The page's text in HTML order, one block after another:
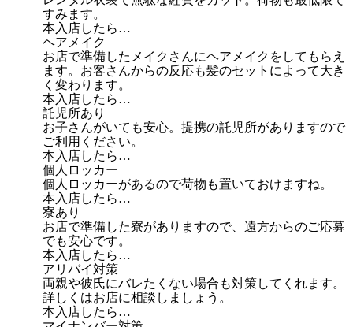
すみます。
本入店したら…
ヘアメイク
お店で準備したメイクさんにヘアメイクをしてもらえ
ます。お客さんからの反応も髪のセットによって大き
く変わります。
本入店したら…
託児所あり
お子さんがいても安心。提携の託児所がありますので
ご利用ください。
本入店したら…
個人ロッカー
個人ロッカーがあるので荷物も置いておけますね。
本入店したら…
寮あり
お店で準備した寮がありますので、遠方からのご応募
でも安心です。
本入店したら…
アリバイ対策
両親や彼氏にバレたくない場合も対策してくれます。
詳しくはお店に相談しましょう。
本入店したら…